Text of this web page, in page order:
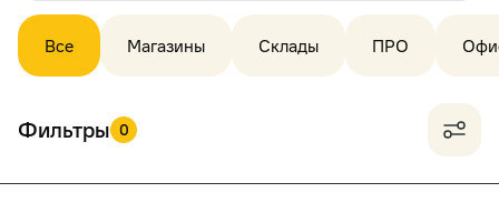
Все Магазины Склады ПРО
Фильтры 0